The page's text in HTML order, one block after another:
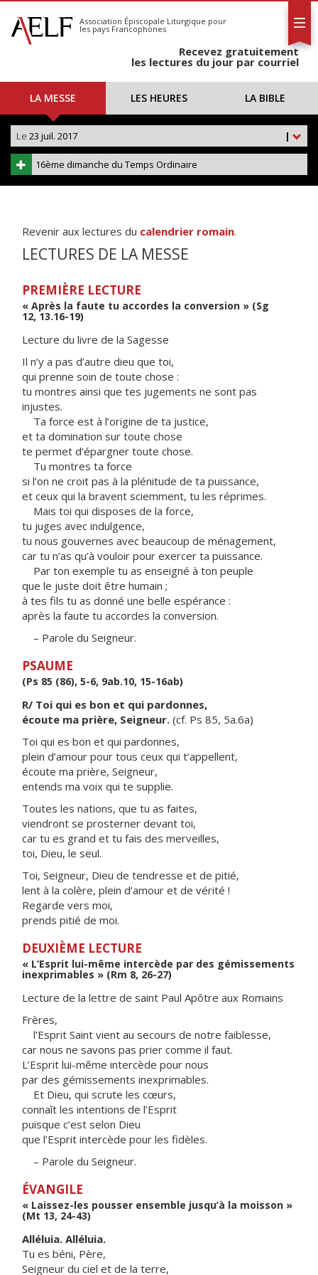
S'abonner
Calendrier
Association Épiscopale Liturgique pour
les pays Francophones
Recevez gratuitement
les lectures du jour par courriel
LA MESSE LES HEURES LA BIBLE
|
Le 23 juil. 2017
16ème dimanche du Temps Ordinaire
Revenir aux lectures du calendrier romain.
LECTURES DE LA MESSE
PREMIÈRE LECTURE
« Après la faute tu accordes la conversion » (Sg
12, 13.16-19)
Lecture du livre de la Sagesse
Il n’y a pas d’autre dieu que toi,
qui prenne soin de toute chose :
tu montres ainsi que tes jugements ne sont pas
injustes.
Ta force est à l’origine de ta justice,
et ta domination sur toute chose
te permet d’épargner toute chose.
Tu montres ta force
si l’on ne croit pas à la plénitude de ta puissance,
et ceux qui la bravent sciemment, tu les réprimes.
Mais toi qui disposes de la force,
tu juges avec indulgence,
tu nous gouvernes avec beaucoup de ménagement,
car tu n’as qu’à vouloir pour exercer ta puissance.
Par ton exemple tu as enseigné à ton peuple
que le juste doit être humain ;
à tes fils tu as donné une belle espérance :
après la faute tu accordes la conversion.
– Parole du Seigneur.
PSAUME
(Ps 85 (86), 5-6, 9ab.10, 15-16ab)
R/ Toi qui es bon et qui pardonnes,
écoute ma prière, Seigneur. (cf. Ps 85, 5a.6a)
Toi qui es bon et qui pardonnes,
plein d’amour pour tous ceux qui t’appellent,
écoute ma prière, Seigneur,
entends ma voix qui te supplie.
Toutes les nations, que tu as faites,
viendront se prosterner devant toi,
car tu es grand et tu fais des merveilles,
toi, Dieu, le seul.
Toi, Seigneur, Dieu de tendresse et de pitié,
lent à la colère, plein d’amour et de vérité !
Regarde vers moi,
prends pitié de moi.
DEUXIÈME LECTURE
« L’Esprit lui-même intercède par des gémissements
inexprimables » (Rm 8, 26-27)
Lecture de la lettre de saint Paul Apôtre aux Romains
Frères,
l’Esprit Saint vient au secours de notre faiblesse,
car nous ne savons pas prier comme il faut.
L’Esprit lui-même intercède pour nous
par des gémissements inexprimables.
Et Dieu, qui scrute les cœurs,
connaît les intentions de l’Esprit
puisque c’est selon Dieu
que l’Esprit intercède pour les fidèles.
– Parole du Seigneur.
ÉVANGILE
« Laissez-les pousser ensemble jusqu’à la moisson »
(Mt 13, 24-43)
Alléluia. Alléluia.
Tu es béni, Père,
Seigneur du ciel et de la terre,